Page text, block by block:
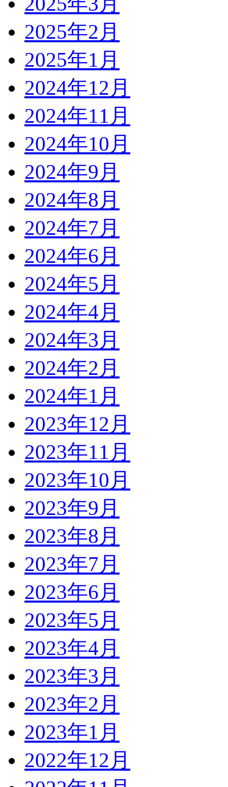
2025年2月
2025年1月
2024年12月
2024年11月
2024年10月
2024年9月
2024年8月
2024年7月
2024年6月
2024年5月
2024年4月
2024年3月
2024年2月
2024年1月
2023年12月
2023年11月
2023年10月
2023年9月
2023年8月
2023年7月
2023年6月
2023年5月
2023年4月
2023年3月
2023年2月
2023年1月
2022年12月